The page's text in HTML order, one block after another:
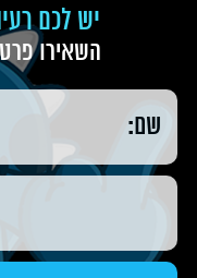
יש לכם
השאירו